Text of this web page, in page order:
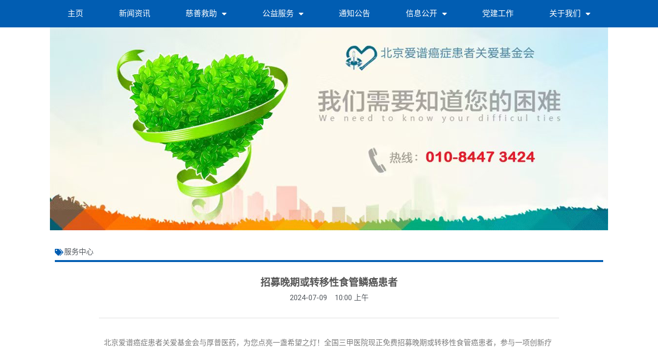
主页 新闻资讯 慈善救助 公益服务 通知公告 信息公开 党建工作 关于我们
服务中心
招募晚期或转移性食管鳞癌患者
2024-07-09 10:00 上午
北京爱谱癌症患者关爱基金会与厚普医药，为您点亮一盏希望之灯！全国三甲医院现正免费招募晚期或转移性食管癌患者，参与一项创新疗